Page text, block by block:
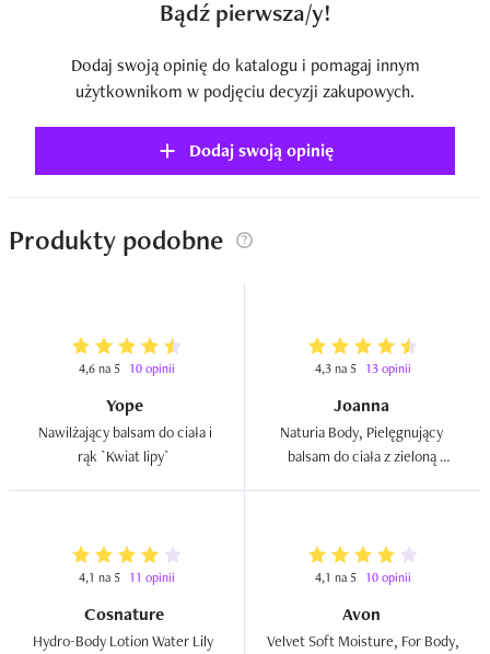
Bądź pierwsza/y!
Dodaj swoją opinię do katalogu i pomagaj innym
użytkownikom w podjęciu decyzji zakupowych.
Dodaj swoją opinię
Produkty podobne
4,6 na 5 10 opinii
Yope
Nawilżający balsam do ciała i
4,3 na 5 13 opinii
Joanna
Naturia Body, Pielęgnujący
balsam do ciała z zieloną
4,1 na 5 11 opinii
Cosnature
4,1 na 5 10 opinii
Avon
Velvet Soft Moisture, For Body,